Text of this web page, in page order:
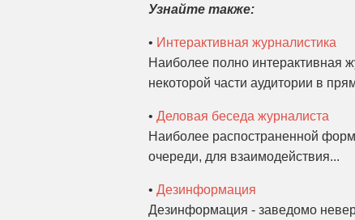
Узнайте также:
• Интерактивная журналистика
Наиболее полно интерактивная
некоторой части аудитории в
• Деловая беседа журналиста
Наиболее распостраненной
очереди, для взаимодействия...
• Дезинформация
Дезинформация - заведомо